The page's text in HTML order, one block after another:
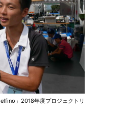
」2018年度プロジェクトリ